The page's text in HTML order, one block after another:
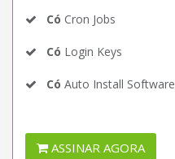
Có Cron Jobs
Có Login Keys
Có Auto Install Software
ASSINAR AGORA